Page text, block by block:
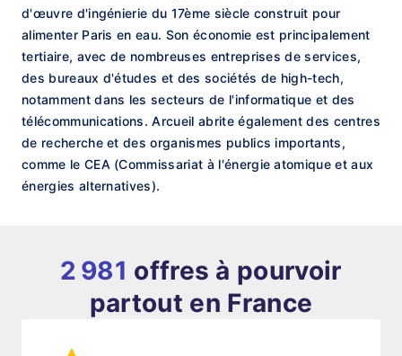
d'œuvre d'ingénierie du 17ème siècle construit pour
alimenter Paris en eau. Son économie est principalement
tertiaire, avec de nombreuses entreprises de services,
des bureaux d'études et des sociétés de high-tech,
notamment dans les secteurs de l'informatique et des
télécommunications. Arcueil abrite également des centres
de recherche et des organismes publics importants,
comme le CEA (Commissariat à l'énergie atomique et aux
énergies alternatives).
2 981 offres à pourvoir
partout en France